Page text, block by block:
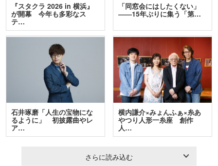
『スタクラ 2026 in 横浜』
が開幕 今年も多彩なス
テ…
「同窓会にはしたくない」
――15年ぶりに集う「第…
石井琢磨「人生の宝物にな
るように」 初披露曲やレ
ア…
横内謙介×みょんふぁ×糸あ
やつり人形一糸座 創作
人…
さらに読み込む